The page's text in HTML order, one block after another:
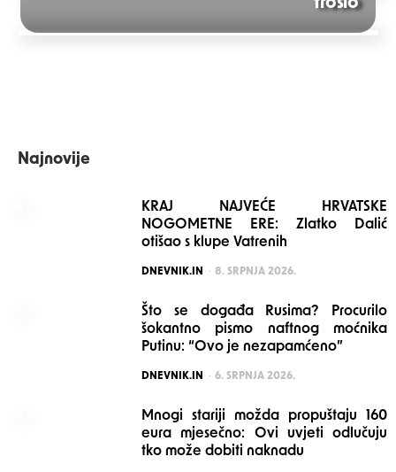
navigation
trošio
Najnovije
KRAJ NAJVEĆE HRVATSKE
NOGOMETNE ERE: Zlatko Dalić
otišao s klupe Vatrenih
POSTED
DNEVNIK.IN 8. SRPNJA 2026.
Što se događa Rusima? Procurilo
šokantno pismo naftnog moćnika
Putinu: “Ovo je nezapamćeno”
POSTED
DNEVNIK.IN 6. SRPNJA 2026.
Mnogi stariji možda propuštaju 160
eura mjesečno: Ovi uvjeti odlučuju
tko može dobiti naknadu